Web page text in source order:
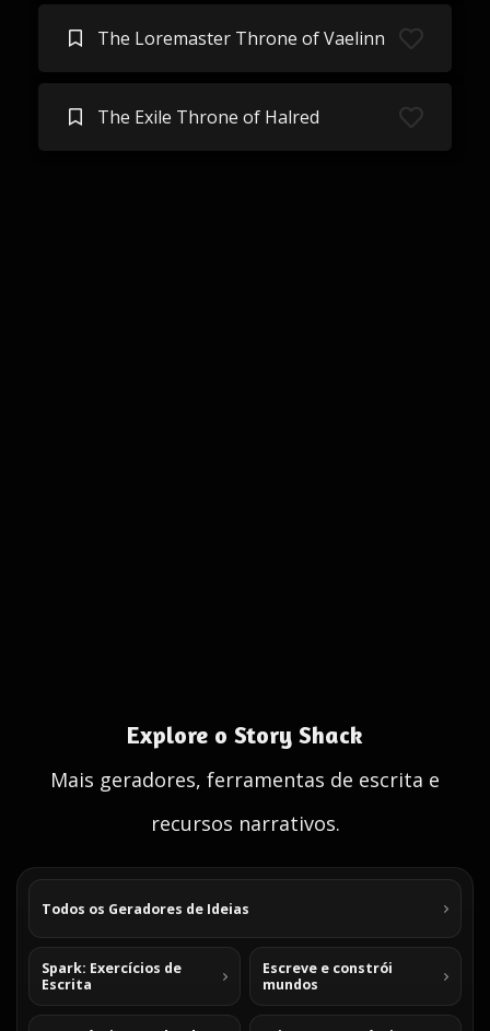
The Loremaster Throne of Vaelinn
The Exile Throne of Halred
Explore o Story Shack
Mais geradores, ferramentas de escrita e
recursos narrativos.
Todos os Geradores de Ideias
Spark: Exercícios de
Escrita
Escreve e constrói
mundos